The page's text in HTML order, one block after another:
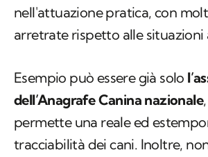
nell'attuazione pratica, con
arretrate rispetto alle situazioni
Esempio può essere già solo
dell’Anagrafe Canina nazionale
permette una reale ed
tracciabilità dei cani. Inoltre,